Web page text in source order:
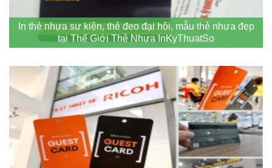
In thẻ nhựa sự kiện, thẻ đeo đại hội, mẫu thẻ nhựa đẹp
tại Thế Giới Thẻ Nhựa InKyThuatSo